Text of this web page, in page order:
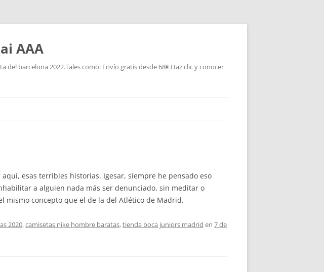
AAA
barcelona 2022.Tales como: Envío gratis desde 68€.Haz clic y conocer
esas terribles historias. Igesar, siempre he pensado eso
a alguien nada más ser denunciado, sin meditar o
mismo concepto que el de la del Atlético de Madrid.
2020,camisetas nike hombre baratas,tienda boca juniors madrid en 7 de